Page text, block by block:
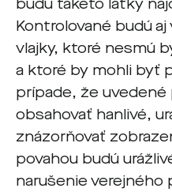
budú takéto látky
Kontrolované budú
vlajky, ktoré nesmú
a ktoré by mohli byť
prípade, že
obsahovať hanlivé,
znázorňovať
povahou budú
narušenie verejného